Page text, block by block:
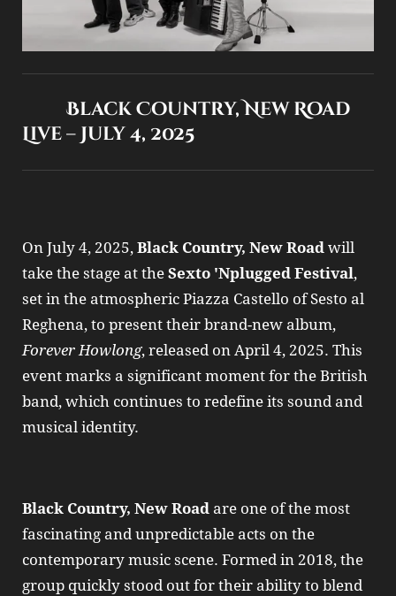
Black Country, New Road
Live – July 4, 2025
On July 4, 2025, Black Country, New Road will
take the stage at the Sexto 'Nplugged Festival,
set in the atmospheric Piazza Castello of Sesto al
Reghena, to present their brand-new album,
Forever Howlong, released on April 4, 2025. This
event marks a significant moment for the British
band, which continues to redefine its sound and
musical identity.
Black Country, New Road are one of the most
fascinating and unpredictable acts on the
contemporary music scene. Formed in 2018, the
group quickly stood out for their ability to blend